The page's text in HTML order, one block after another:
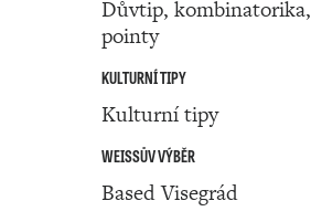
Důvtip, kombinatorika,
pointy
KULTURNÍ TIPY
Kulturní tipy
WEISSŮV VÝBĚR
Based Visegrád